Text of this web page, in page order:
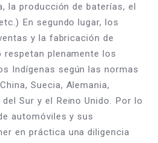
la producción de baterías, el
En segundo lugar, los
y la fabricación de
plenamente los
Indígenas según las normas
Suecia, Alemania,
Sur y el Reino Unido. Por lo
automóviles y sus
en práctica una diligencia